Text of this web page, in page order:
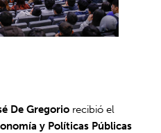
De Gregorio recibió el
y Políticas Públicas